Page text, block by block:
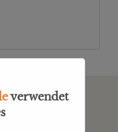
& kein
verwendet